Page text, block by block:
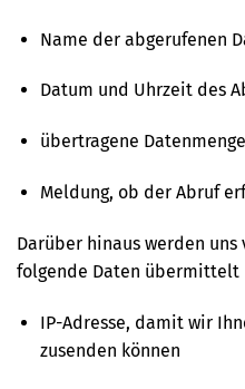
Name der abgerufenen
Datum und Uhrzeit des
übertragene Datenmenge
Meldung, ob der Abruf
Darüber hinaus werden
folgende Daten übermittelt
IP-Adresse, damit wir
zusenden können